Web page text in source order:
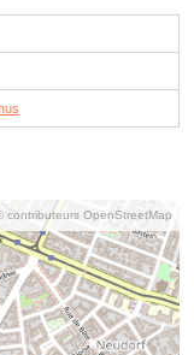
contributeurs OpenStreetMap